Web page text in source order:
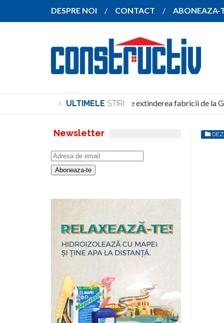
DESPRE NOI CONTACT ABONEAZA-
ULTIMELE STIRI
SANY pregătește extinderea fabricii de la
Newsletter